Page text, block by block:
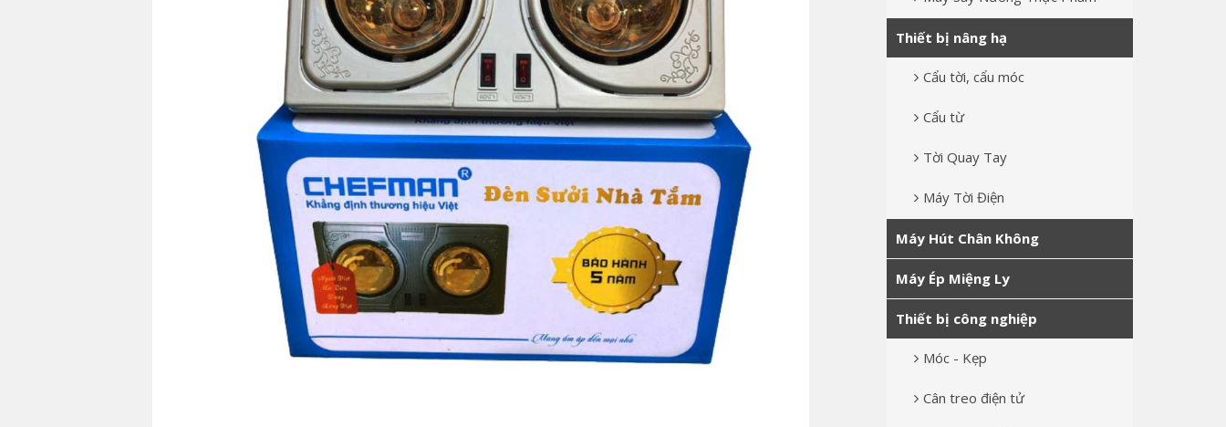
Thiết bị nâng hạ
Cẩu tời, cẩu móc
Cẩu từ
Tời Quay Tay
Máy Tời Điện
Máy Hút Chân Không
Máy Ép Miệng Ly
Thiết bị công nghiệp
Móc - Kẹp
Cân treo điện tử